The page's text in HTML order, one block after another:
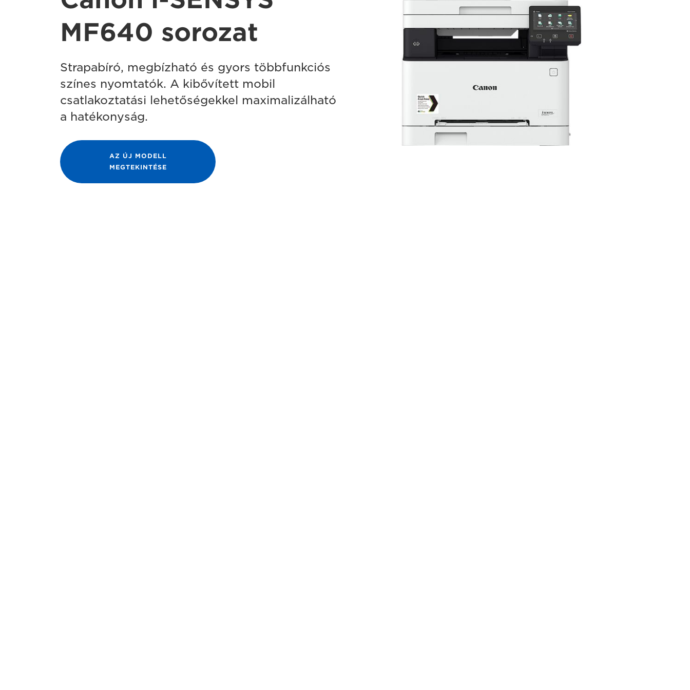
MF640 sorozat
Strapabíró, megbízható és gyors többfunkciós
színes nyomtatók. A kibővített mobil
csatlakoztatási lehetőségekkel maximalizálható
a hatékonyság.
AZ ÚJ MODELL
MEGTEKINTÉSE